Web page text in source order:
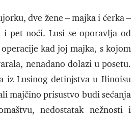
dve žene – majka i ćerka –
i pet noći. Lusi se oporavlja od
kad joj majka, s kojom
nenadano dolazi u posetu.
iz Lusinog detinjstva u Ilinoisu
majčino prisustvo budi sećanja
nedostatak nežnosti i